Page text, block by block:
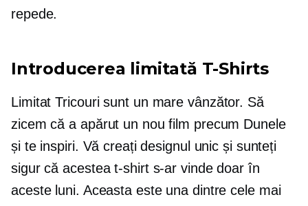
repede.
Introducerea limitată T-Shirts
LimitatTricourisunt un mare vânzător. Să
zicem că a apărut un nou film precum Dunele
și te inspiri. Vă creați designul unic și sunteți
sigur că acesteat-shirts-ar vinde doar în
aceste luni. Aceasta este una dintre cele mai